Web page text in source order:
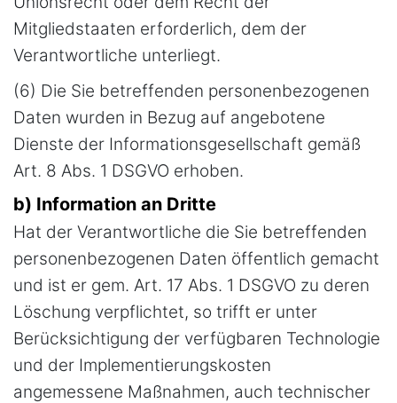
Mitgliedstaaten erforderlich, dem der
Verantwortliche unterliegt.
(6) Die Sie betreffenden personenbezogenen
Daten wurden in Bezug auf angebotene
Dienste der Informationsgesellschaft gemäß
Art. 8 Abs. 1 DSGVO erhoben.
b) Information an Dritte
Hat der Verantwortliche die Sie betreffenden
personenbezogenen Daten öffentlich gemacht
und ist er gem. Art. 17 Abs. 1 DSGVO zu deren
Löschung verpflichtet, so trifft er unter
Berücksichtigung der verfügbaren Technologie
und der Implementierungskosten
angemessene Maßnahmen, auch technischer